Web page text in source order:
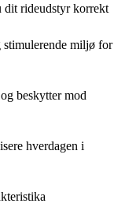
dit rideudstyr korrekt
stimulerende miljø for
beskytter mod
hverdagen i